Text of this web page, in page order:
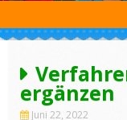
ergänzen
Juni 22, 2022